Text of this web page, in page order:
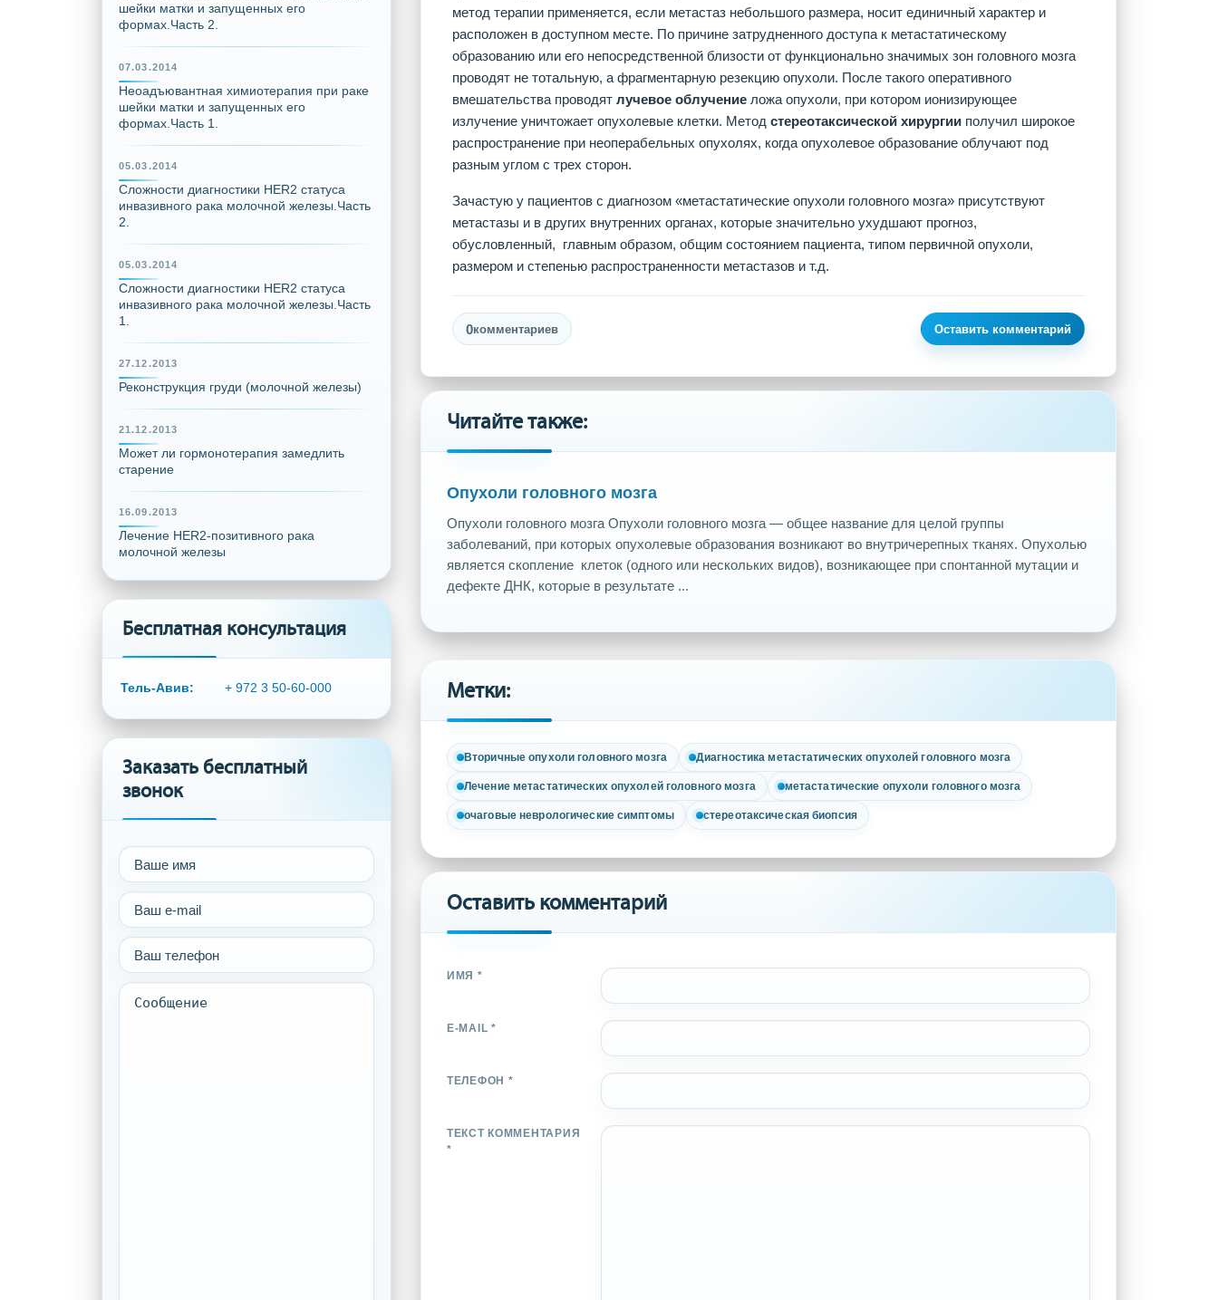
шейки матки и запущенных его
формах.Часть 2.
07.03.2014
Неоадъювантная химиотерапия при раке
шейки матки и запущенных его
формах.Часть 1.
05.03.2014
Сложности диагностики HER2 статуса
инвазивного рака молочной железы.Часть
2.
05.03.2014
Сложности диагностики HER2 статуса
инвазивного рака молочной железы.Часть
1.
27.12.2013
Реконструкция груди (молочной железы)
21.12.2013
Может ли гормонотерапия замедлить
старение
16.09.2013
Лечение HER2-позитивного рака
молочной железы
Бесплатная консультация
Тель-Авив: + 972 3 50-60-000
Заказать бесплатный
звонок
метод терапии применяется, если метастаз небольшого размера, носит единичный характер и
расположен в доступном месте. По причине затрудненного доступа к метастатическому
образованию или его непосредственной близости от функционально значимых зон головного мозга
проводят не тотальную, а фрагментарную резекцию опухоли. После такого оперативного
вмешательства проводят лучевое облучение ложа опухоли, при котором ионизирующее
излучение уничтожает опухолевые клетки. Метод стереотаксической хирургии получил широкое
распространение при неоперабельных опухолях, когда опухолевое образование облучают под
разным углом с трех сторон.
Зачастую у пациентов с диагнозом «метастатические опухоли головного мозга» присутствуют
метастазы и в других внутренних органах, которые значительно ухудшают прогноз,
обусловленный, главным образом, общим состоянием пациента, типом первичной опухоли,
размером и степенью распространенности метастазов и т.д.
0комментариев Оставить комментарий
Читайте также:
Опухоли головного мозга
Опухоли головного мозга Опухоли головного мозга — общее название для целой группы
заболеваний, при которых опухолевые образования возникают во внутричерепных тканях. Опухолью
является скопление клеток (одного или нескольких видов), возникающее при спонтанной мутации и
дефекте ДНК, которые в результате ...
Метки:
Вторичные опухоли головного мозга Диагностика метастатических опухолей головного мозга
Лечение метастатических опухолей головного мозга метастатические опухоли головного мозга
очаговые неврологические симптомы стереотаксическая биопсия
Оставить комментарий
ИМЯ *
E-MAIL *
ТЕЛЕФОН *
ТЕКСТ КОММЕНТАРИЯ
*